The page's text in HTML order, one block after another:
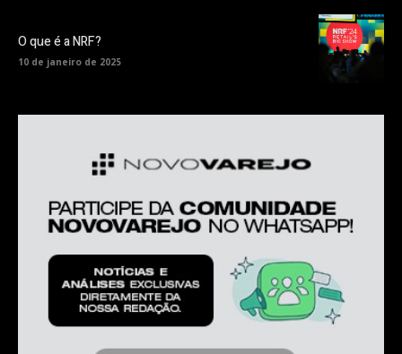
O que é a NRF?
10 de janeiro de 2025